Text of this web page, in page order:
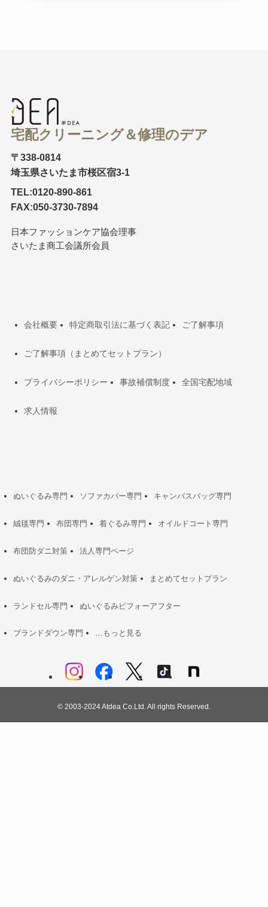
宅配クリーニング＆修理のデア
〒338-0814
埼玉県さいたま市桜区宿3-1
TEL:0120-890-861
FAX:050-3730-7894
日本ファッションケア協会理事
さいたま商工会議所会員
会社概要 特定商取引法に基づく表記 ご了解事項
ご了解事項（まとめてセットプラン）
プライバシーポリシー 事故補償制度 全国宅配地域
求人情報
ぬいぐるみ専門 ソファカバー専門 キャンバスバッグ専門
絨毯専門 布団専門 着ぐるみ専門 オイルドコート専門
布団防ダニ対策 法人専門ページ
ぬいぐるみのダニ・アレルゲン対策 まとめてセットプラン
ランドセル専門 ぬいぐるみビフォーアフター
ブランドダウン専門 …もっと見る
© 2003-2024 Atdea Co.Ltd. All rights Reserved.